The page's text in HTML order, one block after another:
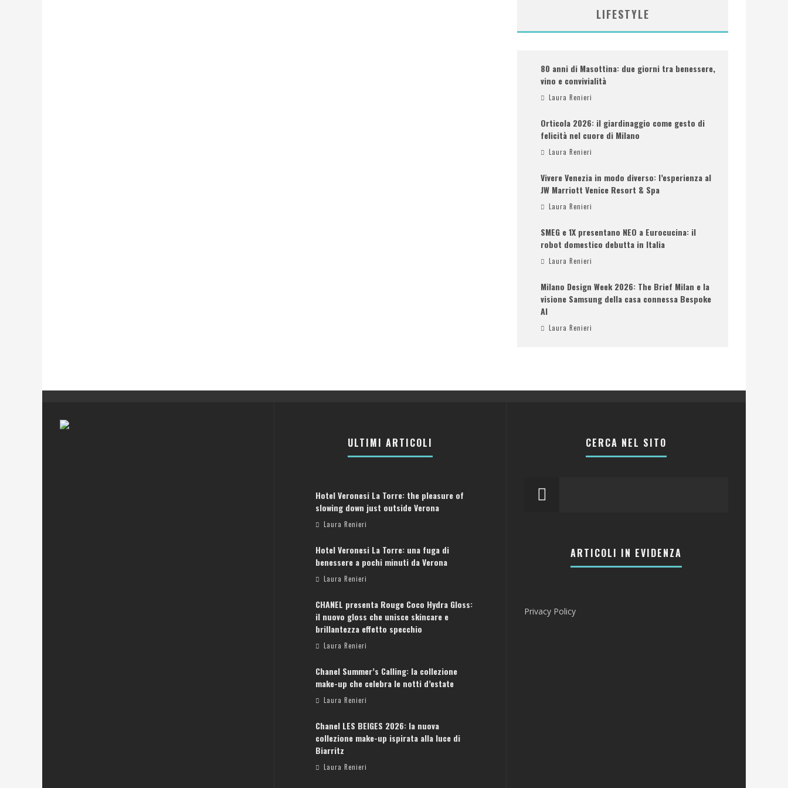
LIFESTYLE
80 anni di Masottina: due giorni tra benessere,
vino e convivialità
Laura Renieri
Orticola 2026: il giardinaggio come gesto di
felicità nel cuore di Milano
Laura Renieri
Vivere Venezia in modo diverso: l’esperienza al
JW Marriott Venice Resort & Spa
Laura Renieri
SMEG e 1X presentano NEO a Eurocucina: il
robot domestico debutta in Italia
Laura Renieri
Milano Design Week 2026: The Brief Milan e la
visione Samsung della casa connessa Bespoke
AI
Laura Renieri
ULTIMI ARTICOLI
Hotel Veronesi La Torre: the pleasure of
slowing down just outside Verona
Laura Renieri
Hotel Veronesi La Torre: una fuga di
benessere a pochi minuti da Verona
Laura Renieri
CHANEL presenta Rouge Coco Hydra Gloss:
il nuovo gloss che unisce skincare e
brillantezza effetto specchio
Laura Renieri
Chanel Summer’s Calling: la collezione
make-up che celebra le notti d’estate
Laura Renieri
Chanel LES BEIGES 2026: la nuova
collezione make-up ispirata alla luce di
Biarritz
Laura Renieri
CERCA NEL SITO
ARTICOLI IN EVIDENZA
Privacy Policy